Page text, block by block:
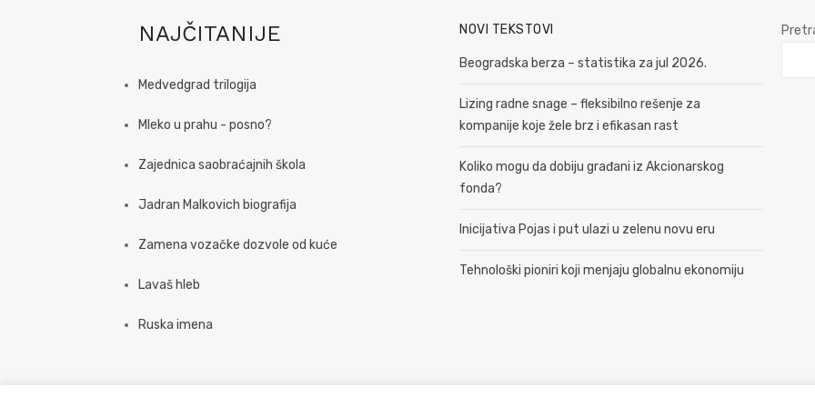
NAJČITANIJE
Medvedgrad trilogija
Mleko u prahu - posno?
Zajednica saobraćajnih škola
Jadran Malkovich biografija
Zamena vozačke dozvole od kuće
Lavaš hleb
Ruska imena
NOVI TEKSTOVI
Beogradska berza – statistika za jul 2026.
Lizing radne snage – fleksibilno rešenje za
kompanije koje žele brz i efikasan rast
Koliko mogu da dobiju građani iz Akcionarskog
fonda?
Inicijativa Pojas i put ulazi u zelenu novu eru
Tehnološki pioniri koji menjaju globalnu ekonomiju